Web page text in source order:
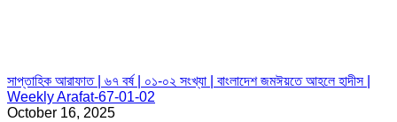
সাপ্তাহিক আরাফাত | ৬৭ বর্ষ | ০১-০২ সংখ্যা | বাংলাদেশ জমঈয়তে আহলে হাদীস |
Weekly Arafat-67-01-02
October 16, 2025